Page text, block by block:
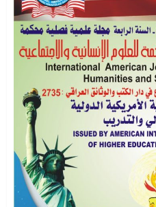
عشر – الجزء الاول – الخاص
العلمي الدولي التاسع
0
الحادي عشر – الجزء الثالث